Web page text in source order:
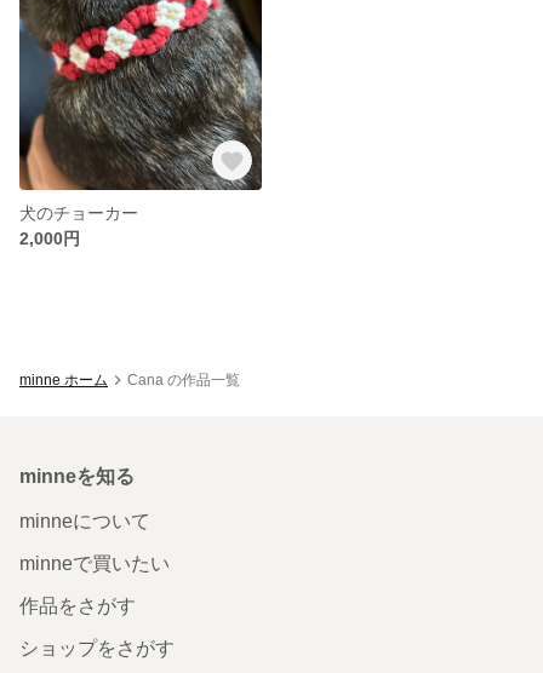
犬のチョーカー
2,000円
minne ホーム Cana の作品一覧
minneを知る
minneについて
minneで買いたい
作品をさがす
ショップをさがす